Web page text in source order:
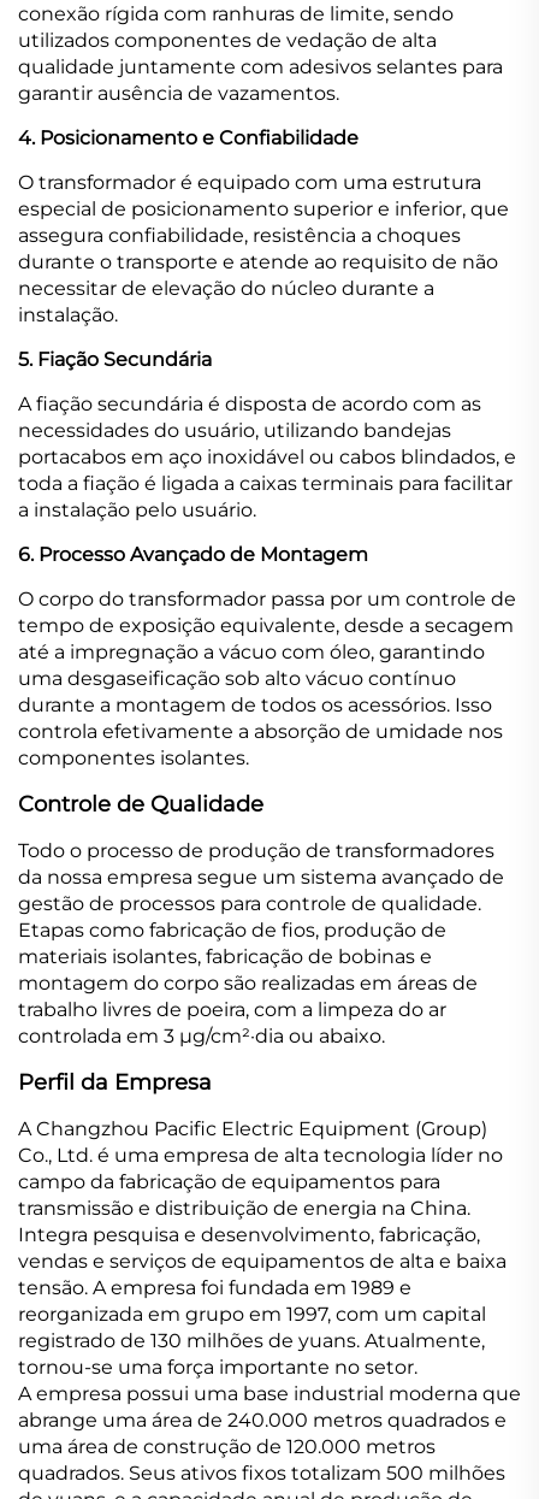
conexão rígida com ranhuras de limite, sendo
utilizados componentes de vedação de alta
qualidade juntamente com adesivos selantes para
garantir ausência de vazamentos.
4. Posicionamento e Confiabilidade
O transformador é equipado com uma estrutura
especial de posicionamento superior e inferior, que
assegura confiabilidade, resistência a choques
durante o transporte e atende ao requisito de não
necessitar de elevação do núcleo durante a
instalação.
5. Fiação Secundária
A fiação secundária é disposta de acordo com as
necessidades do usuário, utilizando bandejas
portacabos em aço inoxidável ou cabos blindados, e
toda a fiação é ligada a caixas terminais para facilitar
a instalação pelo usuário.
6. Processo Avançado de Montagem
O corpo do transformador passa por um controle de
tempo de exposição equivalente, desde a secagem
até a impregnação a vácuo com óleo, garantindo
uma desgaseificação sob alto vácuo contínuo
durante a montagem de todos os acessórios. Isso
controla efetivamente a absorção de umidade nos
componentes isolantes.
Controle de Qualidade
Todo o processo de produção de transformadores
da nossa empresa segue um sistema avançado de
gestão de processos para controle de qualidade.
Etapas como fabricação de fios, produção de
materiais isolantes, fabricação de bobinas e
montagem do corpo são realizadas em áreas de
trabalho livres de poeira, com a limpeza do ar
controlada em 3 μg/cm²·dia ou abaixo.
Perfil da Empresa
A Changzhou Pacific Electric Equipment (Group)
Co., Ltd. é uma empresa de alta tecnologia líder no
campo da fabricação de equipamentos para
transmissão e distribuição de energia na China.
Integra pesquisa e desenvolvimento, fabricação,
vendas e serviços de equipamentos de alta e baixa
tensão. A empresa foi fundada em 1989 e
reorganizada em grupo em 1997, com um capital
registrado de 130 milhões de yuans. Atualmente,
tornou-se uma força importante no setor.
A empresa possui uma base industrial moderna que
abrange uma área de 240.000 metros quadrados e
uma área de construção de 120.000 metros
quadrados. Seus ativos fixos totalizam 500 milhões